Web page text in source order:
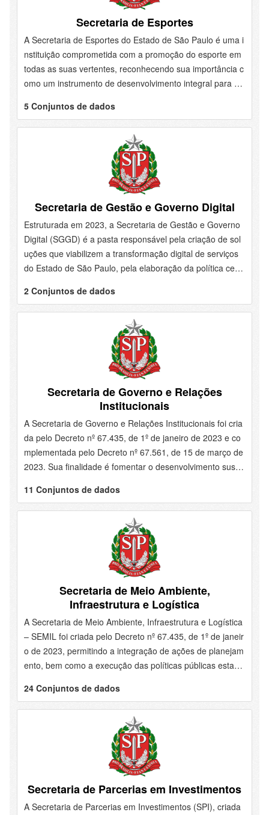
Secretaria de Esportes
A Secretaria de Esportes do Estado de São Paulo é uma i
nstituição comprometida com a promoção do esporte em
todas as suas vertentes, reconhecendo sua importância c
omo um instrumento de desenvolvimento integral para a
var a prática esportiva nas escolas, clubes e comunidade
s, entendendo que o esporte deve ser acessível a todos d
esde a infância. Programas voltados para a iniciação esp
ortiva têm como objetivo não apenas descobrir novos tale
ntos, mas também proporcionar às crianças e jovens uma
formação completa, que inclui saúde,...
5 Conjuntos de dados
Secretaria de Gestão e Governo Digital
Estruturada em 2023, a Secretaria de Gestão e Governo
Digital (SGGD) é a pasta responsável pela criação de sol
uções que viabilizem a transformação digital de serviços
do Estado de São Paulo, pela elaboração da política centr
olvimento de modelos organizacionais e pelas gestões do
patrimônio do Estado e dos arquivos públicos. Desenvolv
e soluções e práticas para tornar cada vez mais ágeis, di
gitais e transparentes a prestação dos serviços públicos.
Nosso principal objetivo é simplificar a vida do cidadão e
dos servidores públicos, e...
2 Conjuntos de dados
Secretaria de Governo e Relações
Institucionais
A Secretaria de Governo e Relações Institucionais foi cria
da pelo Decreto nº 67.435, de 1º de janeiro de 2023 e co
mplementada pelo Decreto nº 67.561, de 15 de março de
2023. Sua finalidade é fomentar o desenvolvimento suste
s municípios, promovendo políticas públicas que melhore
m a qualidade de vida da população paulista e construir r
elações republicanas com instituições nacionais, públicas
11 Conjuntos de dados
Secretaria de Meio Ambiente,
Infraestrutura e Logística
A Secretaria de Meio Ambiente, Infraestrutura e Logística
– SEMIL foi criada pelo Decreto nº 67.435, de 1º de janeir
o de 2023, permitindo a integração de ações de planejam
ento, bem como a execução das políticas públicas estadu
e expansão e melhoria do saneamento básico, à produçã
o de energia e a realização da mineração sustentável e a
qualidade da prestação de serviços logísticos e das rodov
ias estaduais. No intuito de atender a sua missão instituci
onal a SEMIL é composta por quatro subsecretarias corre
spondentes aos seus eixos de...
24 Conjuntos de dados
Secretaria de Parcerias em Investimentos
A Secretaria de Parcerias em Investimentos (SPI), criada